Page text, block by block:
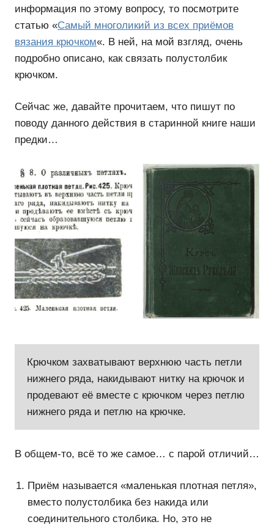
информация по этому вопросу, то посмотрите
статью «Самый многоликий из всех приёмов
вязания крючком«. В ней, на мой взгляд, очень
подробно описано, как связать полустолбик
крючком.
Сейчас же, давайте прочитаем, что пишут по
поводу данного действия в старинной книге наши
предки…
Крючком захватывают верхнюю часть петли
нижнего ряда, накидывают нитку на крючок и
продевают её вместе с крючком через петлю
нижнего ряда и петлю на крючке.
В общем-то, всё то же самое… с парой отличий…
Приём называется «маленькая плотная петля»,
вместо полустолбика без накида или
соединительного столбика. Но, это не